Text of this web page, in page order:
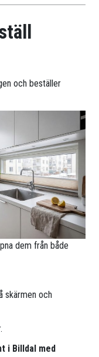
och beställer
dem från både
skärmen och
i Billdal med